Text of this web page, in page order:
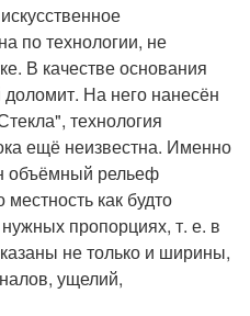
по технологии, не
В качестве основания
На него нанесён
технология
ещё неизвестна. Именно
объёмный рельеф
как будто
пропорциях, т. е. в
не только и ширины,
ущелий,